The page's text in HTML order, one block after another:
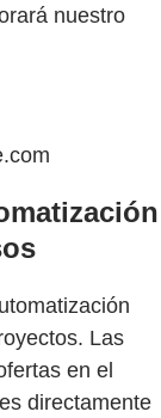
nuestro
Las
en el
directamente